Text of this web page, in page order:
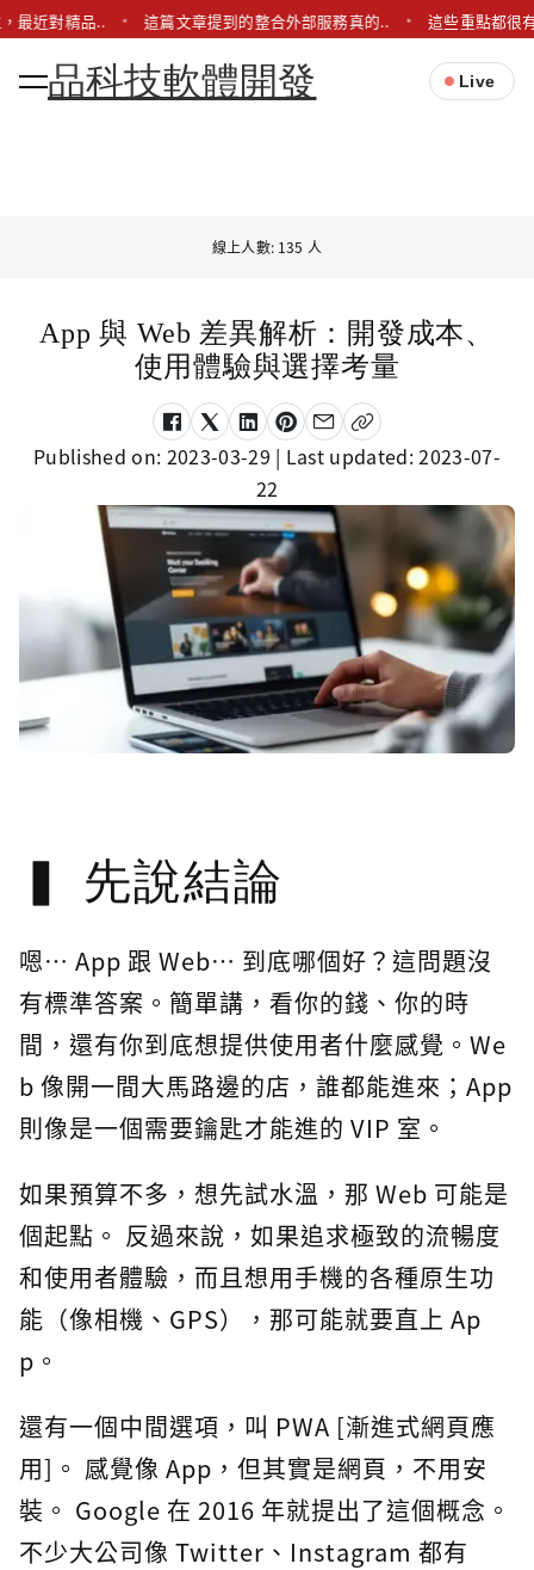
最近對精品.. 這篇文章提到的整合外部服務真的.. 這些重點都很
品科技軟體開發 Live
線上人數: 135 人
App 與 Web 差異解析：開發成本、
使用體驗與選擇考量
Published on: 2023-03-29 | Last updated:2023-07-
22
先說結論
嗯… App 跟 Web… 到底哪個好？這問題沒
有標準答案。簡單講，看你的錢、你的時
間，還有你到底想提供使用者什麼感覺。We
b 像開一間大馬路邊的店，誰都能進來；App
則像是一個需要鑰匙才能進的 VIP 室。
如果預算不多，想先試水溫，那 Web 可能是
個起點。 反過來說，如果追求極致的流暢度
和使用者體驗，而且想用手機的各種原生功
能（像相機、GPS），那可能就要直上 Ap
p。
還有一個中間選項，叫 PWA [漸進式網頁應
用]。 感覺像 App，但其實是網頁，不用安
裝。 Google 在 2016 年就提出了這個概念。
不少大公司像 Twitter、Instagram 都有